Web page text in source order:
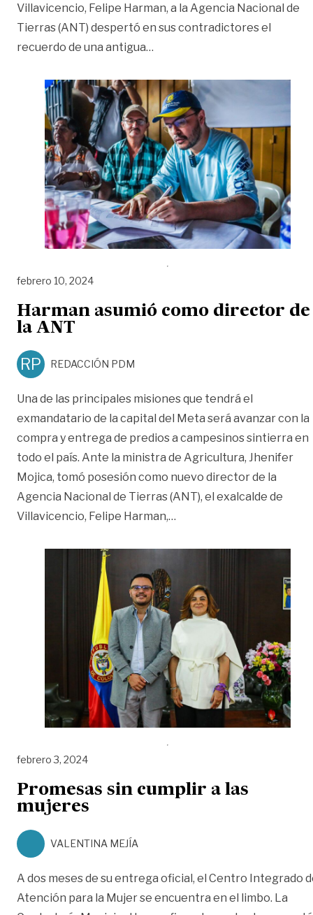
Villavicencio, Felipe Harman, a la Agencia Nacional de
Tierras (ANT) despertó en sus contradictores el
recuerdo de una antigua…
febrero 10, 2024
Harman asumió como director de
la ANT
RP REDACCIÓN PDM
Una de las principales misiones que tendrá el
exmandatario de la capital del Meta será avanzar con la
compra y entrega de predios a campesinos sintierra en
todo el país. Ante la ministra de Agricultura, Jhenifer
Mojica, tomó posesión como nuevo director de la
Agencia Nacional de Tierras (ANT), el exalcalde de
Villavicencio, Felipe Harman,…
febrero 3, 2024
Promesas sin cumplir a las
mujeres
VALENTINA MEJÍA
A dos meses de su entrega oficial, el Centro Integrado
Atención para la Mujer se encuentra en el limbo. La